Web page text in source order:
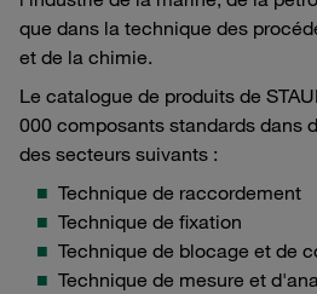
que dans la technique des
et de la chimie.
Le catalogue de produits de
000 composants standards dans
des secteurs suivants :
Technique de raccordement
Technique de fixation
Technique de blocage et de
Technique de mesure et